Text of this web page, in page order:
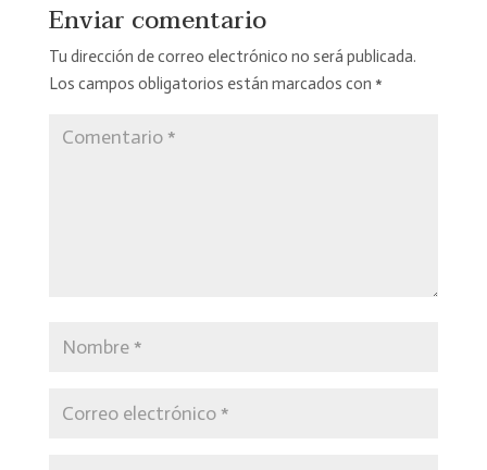
Enviar comentario
Tu dirección de correo electrónico no será publicada.
Los campos obligatorios están marcados con *